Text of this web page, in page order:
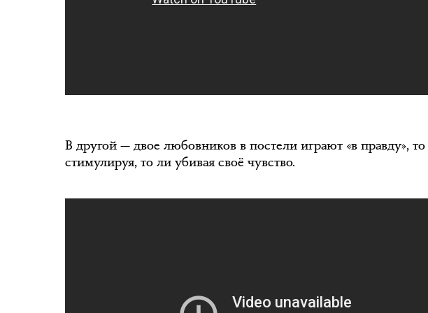
В другой — двое любовников в постели играют «в правду»,
стимулируя, то ли убивая своё чувство.